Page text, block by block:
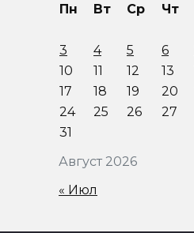
Август 2026
Пн Вт Ср Чт
3
4 5 6
10
11 12 13
17
18 19 20
24
25 26 27
31
« Июл